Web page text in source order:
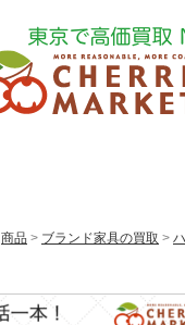
商品 > ブランド家具の買取 >